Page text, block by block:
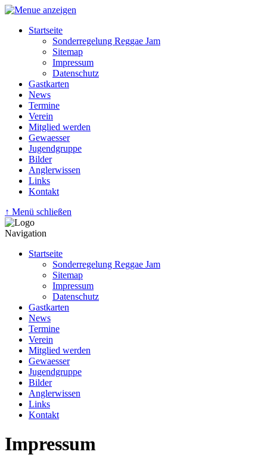
Startseite
Sonderregelung Reggae Jam
Sitemap
Impressum
Datenschutz
Gastkarten
News
Termine
Verein
Mitglied werden
Gewaesser
Jugendgruppe
Bilder
Anglerwissen
Links
Kontakt
↑ Menü schließen
Navigation
Startseite
Sonderregelung Reggae Jam
Sitemap
Impressum
Datenschutz
Gastkarten
News
Termine
Verein
Mitglied werden
Gewaesser
Jugendgruppe
Bilder
Anglerwissen
Links
Kontakt
Impressum